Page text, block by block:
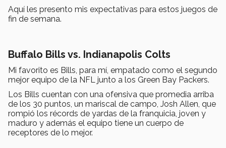
Aquí les presento mis expectativas para estos juegos de
fin de semana.
Buffalo Bills vs. Indianapolis Colts
Mi favorito es Bills, para mí, empatado como el segundo
mejor equipo de la NFL junto a los Green Bay Packers.
Los Bills cuentan con una ofensiva que promedia arriba
de los 30 puntos, un mariscal de campo, Josh Allen, que
rompió los récords de yardas de la franquicia, joven y
maduro y además el equipo tiene un cuerpo de
receptores de lo mejor.